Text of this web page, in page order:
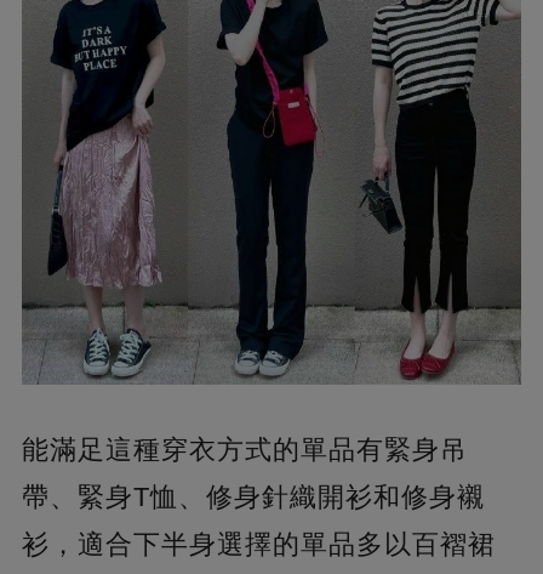
能滿足這種穿衣方式的單品有緊身吊
帶、緊身T恤、修身針織開衫和修身襯
衫，適合下半身選擇的單品多以百褶裙